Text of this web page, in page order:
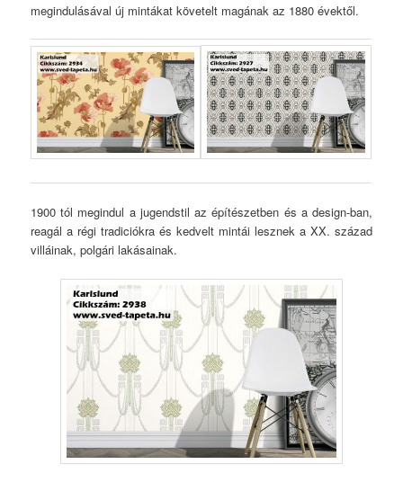
megindulásával új mintákat követelt magának az 1880 évektől.
1900 tól megindul a jugendstil az építészetben és a design-ban,
reagál a régi tradiciókra és kedvelt mintái lesznek a XX. század
villáinak, polgári lakásainak.